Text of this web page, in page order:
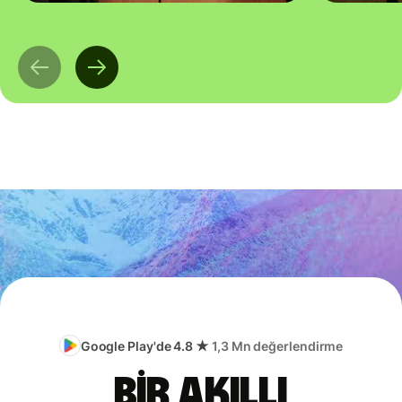
Google Play'de 4.8 ★ 1,3 Mn değerlendirme